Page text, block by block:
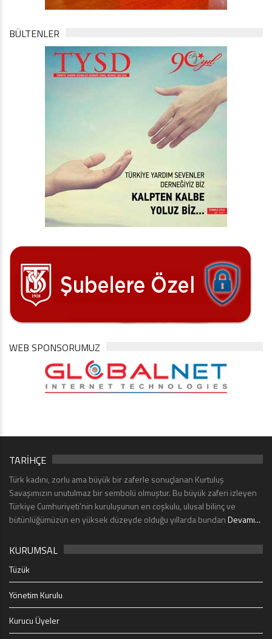
BÜLTENLER
WEB SPONSORUMUZ
TARİHÇE
Türk kadını, zorlu ama büyük bir zaferle sonuçlanan Kurtuluş
Savaşımızın unutulmaz bir sembolü olmuştur. Bu büyük zaferi izleyen
Türkiye Cumhuriyeti’nin kuruluşunun en coşkulu, ulusal bilinç ve
bütünlüğümüzün en yüksek düzeyde olduğu yıllarda bundanDevamı...
KURUMSAL
Tüzük
Yönetim Kurulu
Kurucu Üyeler